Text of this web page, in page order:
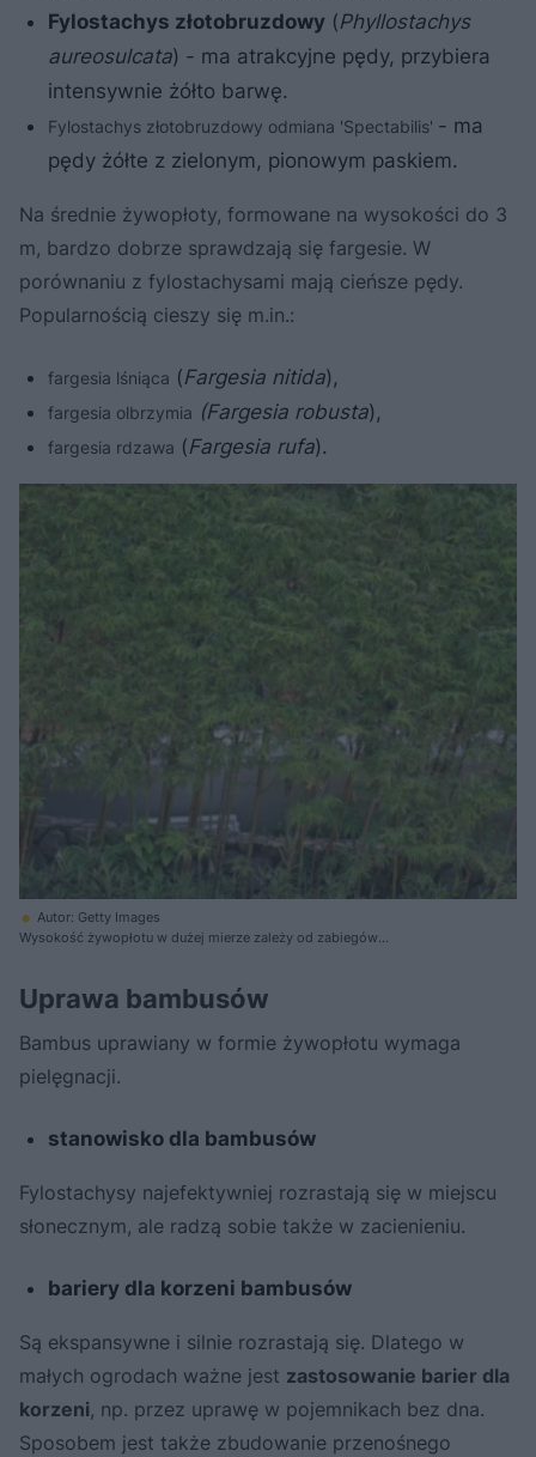
Fylostachys złotobruzdowy (Phyllostachys
aureosulcata) - ma atrakcyjne pędy, przybiera
intensywnie żółto barwę.
Fylostachys złotobruzdowy odmiana 'Spectabilis' - ma
pędy żółte z zielonym, pionowym paskiem.
Na średnie żywopłoty, formowane na wysokości do 3
m, bardzo dobrze sprawdzają się fargesie. W
porównaniu z fylostachysami mają cieńsze pędy.
Popularnością cieszy się m.in.:
fargesia lśniąca (Fargesia nitida),
fargesia olbrzymia (Fargesia robusta),
fargesia rdzawa (Fargesia rufa).
Autor: Getty Images
Wysokość żywopłotu w dużej mierze zależy od zabiegów
Uprawa bambusów
Bambus uprawiany w formie żywopłotu wymaga
pielęgnacji.
stanowisko dla bambusów
Fylostachysy najefektywniej rozrastają się w miejscu
słonecznym, ale radzą sobie także w zacienieniu.
bariery dla korzeni bambusów
Są ekspansywne i silnie rozrastają się. Dlatego w
małych ogrodach ważne jest zastosowanie barier dla
korzeni, np. przez uprawę w pojemnikach bez dna.
Sposobem jest także zbudowanie przenośnego